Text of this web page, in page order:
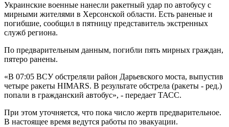
Украинские военные нанесли ракетный удар по автобусу с
мирными жителями в Херсонской области. Есть раненые и
погибшие, сообщил в пятницу представитель экстренных
служб региона.
По предварительным данным, погибли пять мирных граждан,
пятеро ранены.
«В 07:05 ВСУ обстреляли район Дарьевского моста, выпустив
четыре ракеты HIMARS. В результате обстрела (ракеты - ред.)
попали в гражданский автобус», - передает ТАСС.
При этом уточняется, что пока число жертв предварительное.
В настоящее время ведутся работы по эвакуации.